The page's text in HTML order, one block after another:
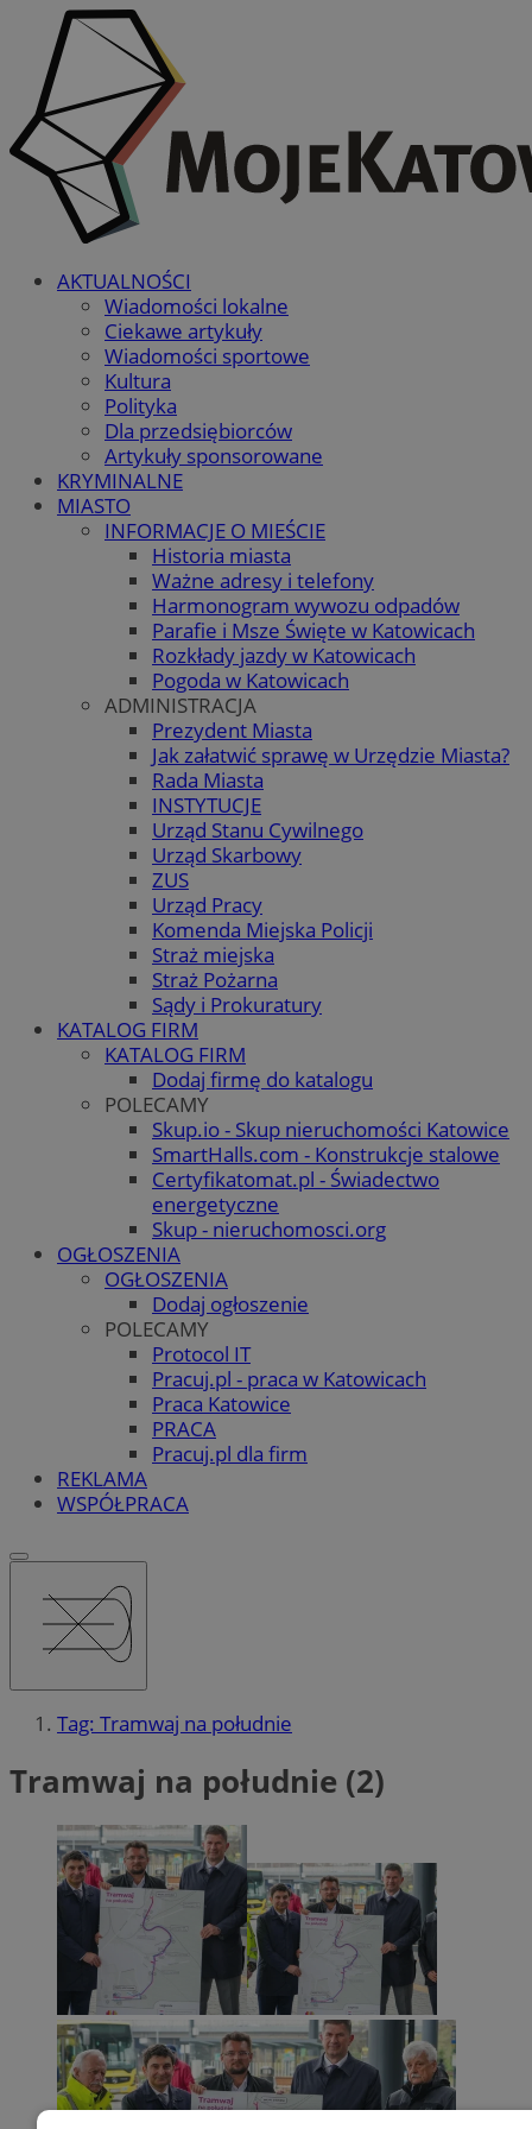
AKTUALNOŚCI
Wiadomości lokalne
Ciekawe artykuły
Wiadomości sportowe
Kultura
Polityka
Dla przedsiębiorców
Artykuły sponsorowane
KRYMINALNE
MIASTO
INFORMACJE O MIEŚCIE
Historia miasta
Ważne adresy i telefony
Harmonogram wywozu odpadów
Parafie i Msze Święte w Katowicach
Rozkłady jazdy w Katowicach
Pogoda w Katowicach
ADMINISTRACJA
Prezydent Miasta
Jak załatwić sprawę w Urzędzie Miasta?
Rada Miasta
INSTYTUCJE
Urząd Stanu Cywilnego
Urząd Skarbowy
ZUS
Urząd Pracy
Komenda Miejska Policji
Straż miejska
Straż Pożarna
Sądy i Prokuratury
KATALOG FIRM
KATALOG FIRM
Dodaj firmę do katalogu
POLECAMY
Skup.io - Skup nieruchomości Katowice
SmartHalls.com - Konstrukcje stalowe
Certyfikatomat.pl - Świadectwo
energetyczne
Skup - nieruchomosci.org
OGŁOSZENIA
OGŁOSZENIA
Dodaj ogłoszenie
POLECAMY
Protocol IT
Pracuj.pl - praca w Katowicach
Praca Katowice
PRACA
Pracuj.pl dla firm
REKLAMA
WSPÓŁPRACA
Tag: Tramwaj na południe
Tramwaj na południe (2)